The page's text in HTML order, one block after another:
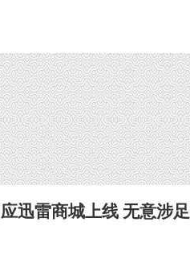
迅雷商城上线 无意涉